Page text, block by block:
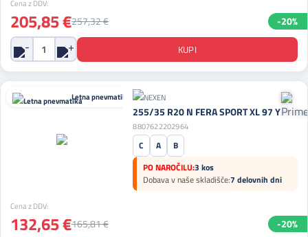
Cena z DDV:
205,85 €257,32 € -20%
Letna pnevmatika
255/35 R20 N FERA SPORT XL 97 Y
8807622202964
C A
B
PO NAROČILU:3 kos
Dobava v naše skladišče:7 delovnih dni
Cena z DDV:
132,65 €165,81 € -20%